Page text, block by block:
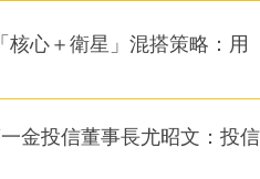
核心＋衛星」混搭策略：用
金投信董事長尤昭文：投信